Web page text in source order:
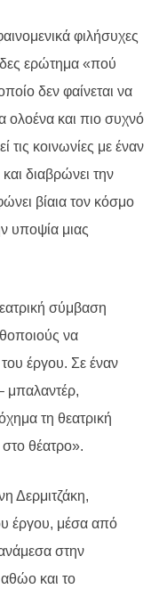
φιλήσυχες
ερώτημα «πού
δεν φαίνεται να
ολοένα και πιο συχνό
τις κοινωνίες με έναν
διαβρώνει την
βίαια τον κόσμο
υποψία μιας
σύμβαση
να
έργου. Σε έναν
μπαλαντέρ,
τη θεατρική
θέατρο».
Δερμιτζάκη,
έργου, μέσα από
στην
και το